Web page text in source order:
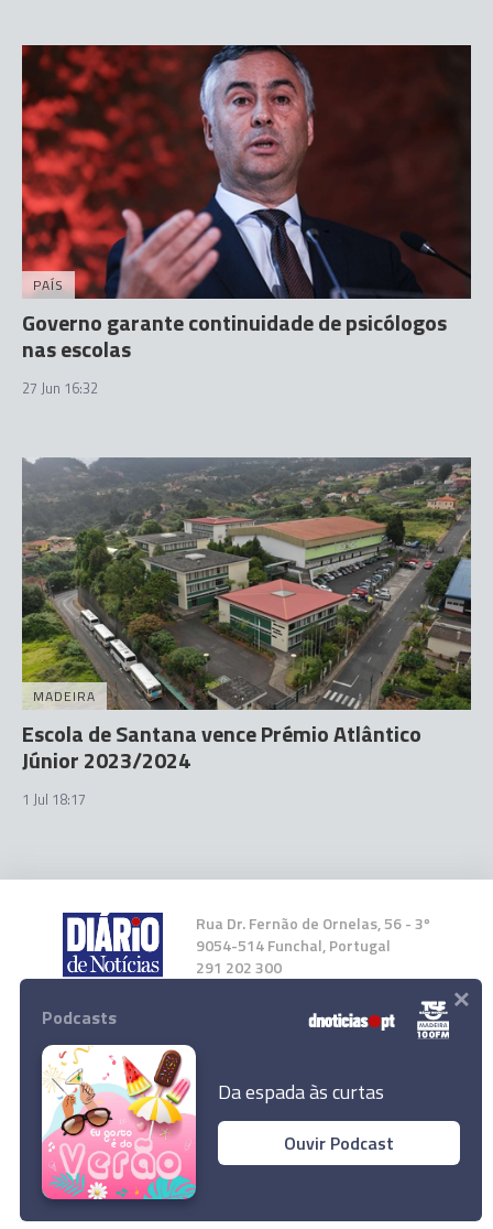
PAÍS
Governo garante continuidade de psicólogos
nas escolas
27 Jun 16:32
MADEIRA
Escola de Santana vence Prémio Atlântico
Júnior 2023/2024
1 Jul 18:17
Rua Dr. Fernão de Ornelas, 56 - 3º
9054-514 Funchal, Portugal
291 202 300
Instale a nossa App
© 2024 Empresa Diário de Notícias, Lda.
Todos os direitos reservados.
Podcasts
Da espada às curtas
Ouvir Podcast
×